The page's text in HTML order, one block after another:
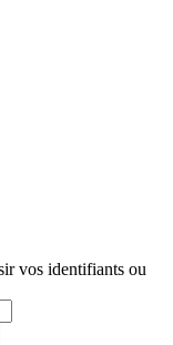
vos identifiants ou